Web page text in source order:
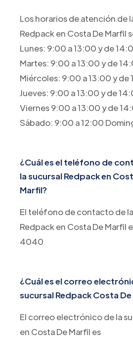
Los horarios de atención de
Redpack en Costa De Marfil
Lunes: 9:00 a 13:00 y de
Martes: 9:00 a 13:00 y de
Miércoles: 9:00 a 13:00 y de
Jueves: 9:00 a 13:00 y de
Viernes 9:00 a 13:00 y de
Sábado: 9:00 a 12:00
¿Cuál es el teléfono de
la sucursal Redpack en
Marfil?
El teléfono de contacto de
Redpack en Costa De Marfil
4040
¿Cuál es el correo
sucursal Redpack Costa De
El correo electrónico de la
en Costa De Marfil es